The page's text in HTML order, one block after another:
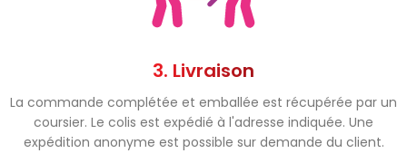
3. Livraison
La commande complétée et emballée est récupérée par un
coursier. Le colis est expédié à l'adresse indiquée. Une
expédition anonyme est possible sur demande du client.